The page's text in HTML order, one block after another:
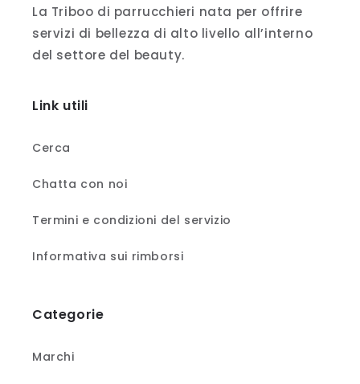
La Triboo di parrucchieri nata per offrire
servizi di bellezza di alto livello all’interno
del settore del beauty.
Link utili
Cerca
Chatta con noi
Termini e condizioni del servizio
Informativa sui rimborsi
Categorie
Marchi